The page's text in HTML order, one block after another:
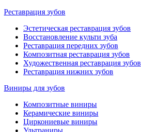
Реставрация зубов
Эстетическая реставрация зубов
Восстановление культи зуба
Реставрация передних зубов
Композитная реставрация зубов
Художественная реставрация зубов
Реставрация нижних зубов
Виниры для зубов
Композитные виниры
Керамические виниры
Циркониевые виниры
Ультраниры